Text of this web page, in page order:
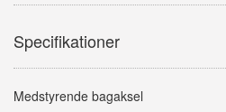
Specifikationer
Medstyrende bagaksel